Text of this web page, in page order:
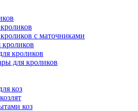
с маточниками
кроликов
для кроликов
коз
коз